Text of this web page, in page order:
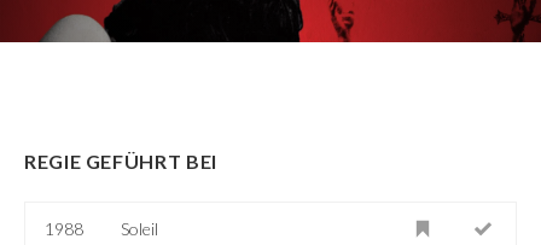
REGIE GEFÜHRT BEI
1988 Soleil